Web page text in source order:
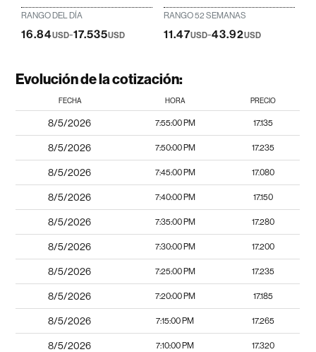
RANGO DEL DÍA
16.84USD-17.535USD
RANGO 52 SEMANAS
11.47USD-43.92USD
Evolución de la cotización:
FECHA HORA PRECIO
8/5/2026 7:55:00 PM 17.135
8/5/2026 7:50:00 PM 17.235
8/5/2026 7:45:00 PM 17.080
8/5/2026 7:40:00 PM 17.150
8/5/2026 7:35:00 PM 17.280
8/5/2026 7:30:00 PM 17.200
8/5/2026 7:25:00 PM 17.235
8/5/2026 7:20:00 PM 17.185
8/5/2026 7:15:00 PM 17.265
8/5/2026 7:10:00 PM 17.320